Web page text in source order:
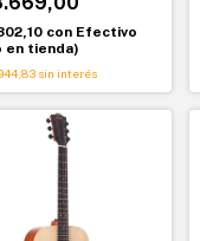
con Efectivo
en tienda)
sin interés